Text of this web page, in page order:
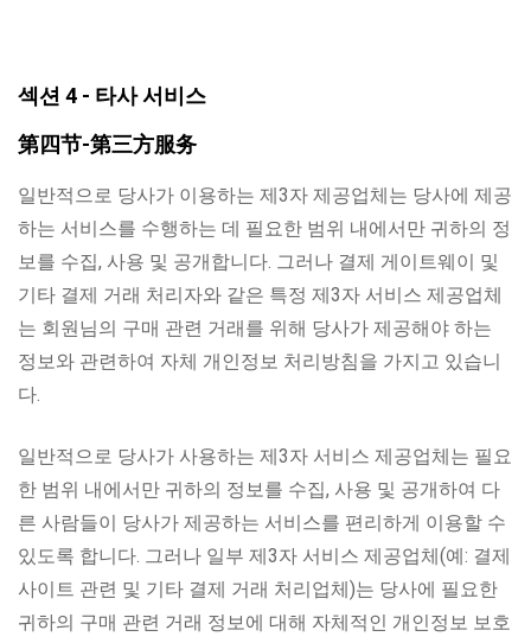
섹션 4 - 타사 서비스
第四节-第三方服务
일반적으로 당사가 이용하는 제3자 제공업체는 당사에 제공
하는 서비스를 수행하는 데 필요한 범위 내에서만 귀하의 정
보를 수집, 사용 및 공개합니다. 그러나 결제 게이트웨이 및
기타 결제 거래 처리자와 같은 특정 제3자 서비스 제공업체
는 회원님의 구매 관련 거래를 위해 당사가 제공해야 하는
정보와 관련하여 자체 개인정보 처리방침을 가지고 있습니
다.
일반적으로 당사가 사용하는 제3자 서비스 제공업체는 필요
한 범위 내에서만 귀하의 정보를 수집, 사용 및 공개하여 다
른 사람들이 당사가 제공하는 서비스를 편리하게 이용할 수
있도록 합니다. 그러나 일부 제3자 서비스 제공업체(예: 결제
사이트 관련 및 기타 결제 거래 처리업체)는 당사에 필요한
귀하의 구매 관련 거래 정보에 대해 자체적인 개인정보 보호